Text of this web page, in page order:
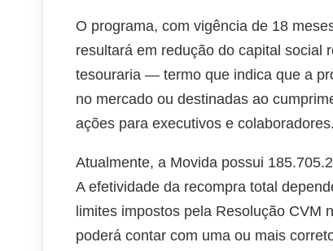
O programa, com vigência de 18
resultará em redução do capital social
tesouraria — termo que indica que a
no mercado ou destinadas ao
ações para executivos e colaboradores.
Atualmente, a Movida possui
A efetividade da recompra total
limites impostos pela Resolução CVM
poderá contar com uma ou mais